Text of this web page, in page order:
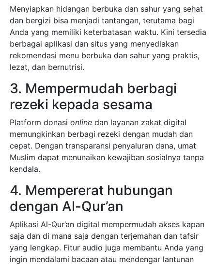
Menyiapkan hidangan berbuka dan sahur yang sehat
dan bergizi bisa menjadi tantangan, terutama bagi
Anda yang memiliki keterbatasan waktu. Kini tersedia
berbagai aplikasi dan situs yang menyediakan
rekomendasi menu berbuka dan sahur yang praktis,
lezat, dan bernutrisi.
3. Mempermudah berbagi
rezeki kepada sesama
Platform donasi online dan layanan zakat digital
memungkinkan berbagi rezeki dengan mudah dan
cepat. Dengan transparansi penyaluran dana, umat
Muslim dapat menunaikan kewajiban sosialnya tanpa
kendala.
4. Mempererat hubungan
dengan Al-Qur’an
Aplikasi Al-Qur’an digital mempermudah akses kapan
saja dan di mana saja dengan terjemahan dan tafsir
yang lengkap. Fitur audio juga membantu Anda yang
ingin mendalami bacaan atau mendengar lantunan